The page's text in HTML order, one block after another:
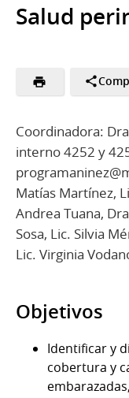
Salud
Coordinadora:
interno 4252 y
Matías Martínez,
Andrea Tuana,
Sosa, Lic. Silvia
Lic. Virginia
Objetivos
Identificar y
cobertura y